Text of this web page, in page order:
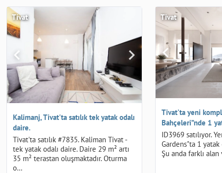
Tivat
Kalimanj, Tivat'ta satılık tek yatak odalı
daire.
Tivat'ta satılık #7835. Kaliman Tivat -
tek yatak odalı daire. Daire 29 m² artı
35 m² terastan oluşmaktadır. Oturma
o…
Tivat
Tivat'ta yeni
Bahçeleri”nde 1
ID3969 satılıyor.
Gardens"ta 1 yatak
Şu anda farklı alan